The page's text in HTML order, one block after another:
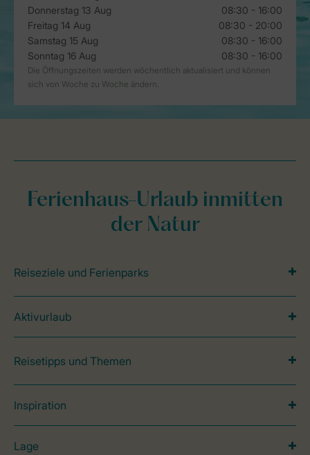
Ferienhaus-Urlaub inmitten
der Natur
Reiseziele und Ferienparks
Aktivurlaub
Reisetipps und Themen
Inspiration
Lage